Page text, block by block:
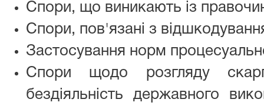
Спори, що виникають із
Спори, пов'язані з
Застосування норм
Спори щодо розгляду
бездіяльність державного